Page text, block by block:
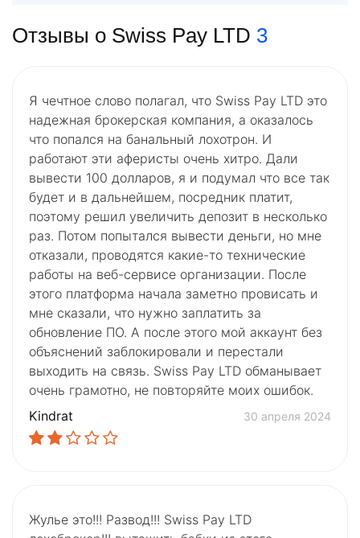
Отзывы о Swiss Pay LTD 3
Я чечтное слово полагал, что Swiss Pay LTD это
надежная брокерская компания, а оказалось
что попался на банальный лохотрон. И
работают эти аферисты очень хитро. Дали
вывести 100 долларов, я и подумал что все так
будет и в дальнейшем, посредник платит,
поэтому решил увеличить депозит в несколько
раз. Потом попытался вывести деньги, но мне
отказали, проводятся какие-то технические
работы на веб-сервисе организации. После
этого платформа начала заметно провисать и
мне сказали, что нужно заплатить за
обновление ПО. А после этого мой аккаунт без
объяснений заблокировали и перестали
выходить на связь. Swiss Pay LTD обманывает
очень грамотно, не повторяйте моих ошибок.
Kindrat
30 апреля 2024
Жулье это!!! Развод!!! Swiss Pay LTD